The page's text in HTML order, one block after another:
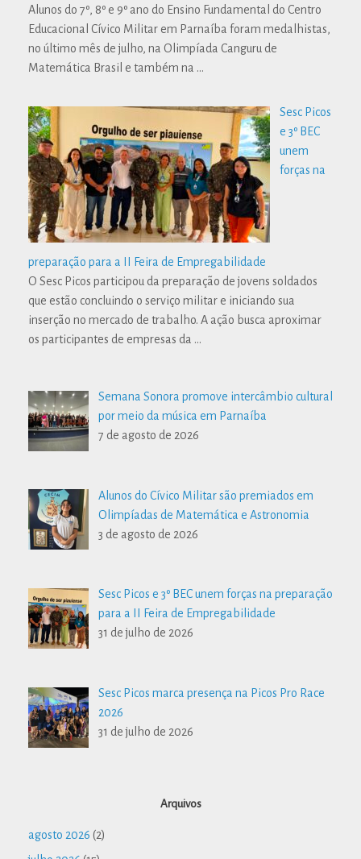
Alunos do 7º, 8º e 9º ano do Ensino Fundamental do Centro
Educacional Cívico Militar em Parnaíba foram medalhistas,
no último mês de julho, na Olimpíada Canguru de
Matemática Brasil e também na …
Sesc Picos
e 3º BEC
unem
forças na
preparação para a II Feira de Empregabilidade
O Sesc Picos participou da preparação de jovens soldados
que estão concluindo o serviço militar e iniciando sua
inserção no mercado de trabalho. A ação busca aproximar
os participantes de empresas da …
Semana Sonora promove intercâmbio cultural
por meio da música em Parnaíba
7 de agosto de 2026
Alunos do Cívico Militar são premiados em
Olimpíadas de Matemática e Astronomia
3 de agosto de 2026
Sesc Picos e 3º BEC unem forças na preparação
para a II Feira de Empregabilidade
31 de julho de 2026
Sesc Picos marca presença na Picos Pro Race
2026
31 de julho de 2026
Arquivos
agosto 2026 (2)